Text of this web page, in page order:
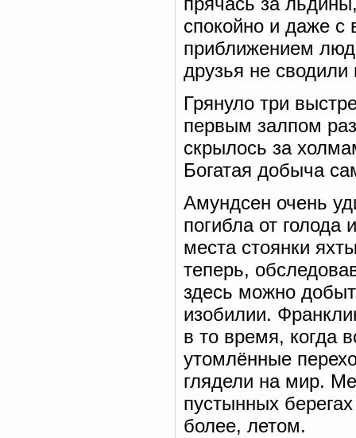
спокойно и даже
приближением
друзья не сводили
Грянуло три
первым залпом
скрылось за
Богатая добыча
Амундсен очень
погибла от голода
места стоянки
теперь,
здесь можно
изобилии.
в то время, когда
утомлённые
глядели на мир.
пустынных
более, летом.